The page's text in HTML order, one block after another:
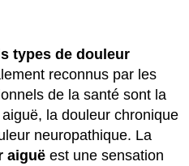
types de douleur
reconnus par les
de la santé sont la
la douleur chronique
neuropathique. La
aiguë est une sensation